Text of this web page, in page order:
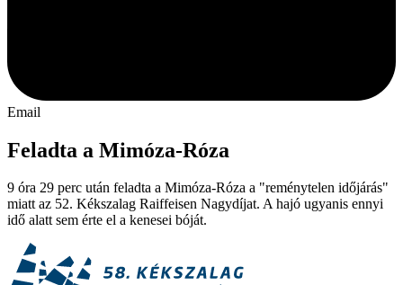
Email
Feladta a Mimóza-Róza
9 óra 29 perc után feladta a Mimóza-Róza a "reménytelen időjárás"
miatt az 52. Kékszalag Raiffeisen Nagydíjat. A hajó ugyanis ennyi
idő alatt sem érte el a kenesei bóját.